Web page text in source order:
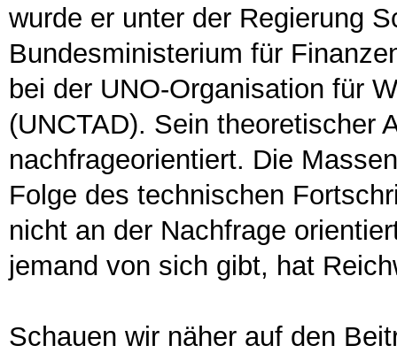
wurde er unter der Regierung
Bundesministerium für
bei der UNO-Organisation für
(UNCTAD). Sein theoretischer
nachfrageorientiert. Die
Folge des technischen
nicht an der Nachfrage
jemand von sich gibt, hat
Schauen wir näher auf den